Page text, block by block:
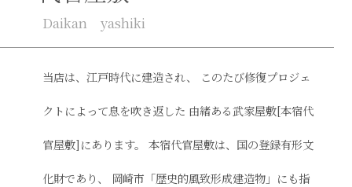
Daikan yashiki
当店は、江戸時代に建造され、 このたび修復プロジェ
クトによって息を吹き返した 由緒ある武家屋敷[本宿代
官屋敷]にあります。 本宿代官屋敷は、国の登録有形文
化財であり、 岡崎市「歴史的風致形成建造物」にも指